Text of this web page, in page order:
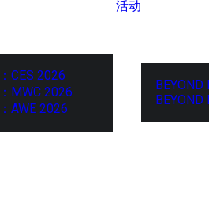
CES 2026
MWC 2026
AWE 2026
活动
BEYOND
BEYOND